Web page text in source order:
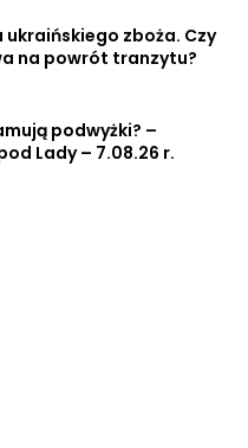
zboża. Czy
na powrót tranzytu?
podwyżki? –
Lady – 7.08.26 r.